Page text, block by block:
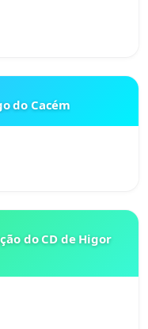
do Cacém
do CD de Higor